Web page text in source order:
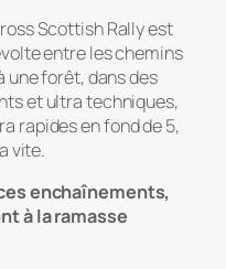
Scottish Rally est
entre les chemins
une forêt, dans des
et ultra techniques,
rapides en fond de 5,
vite.
enchaînements,
à la ramasse